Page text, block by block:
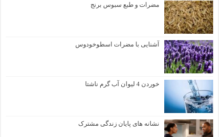
مضرات و طبع سبوس برنج
آشنایی با مضرات اسطوخودوس
خوردن 4 لیوان آب گرم ناشتا
نشانه های پایان زندگی مشترک